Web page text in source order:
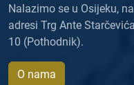
Nalazimo se u Osijeku, na
adresi Trg Ante Starčevića
10 (Pothodnik).
O nama